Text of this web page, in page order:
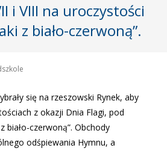
i VIII na uroczystości
z biało-czerwoną”.
się na rzeszowski Rynek, aby
z okazji Dnia Flagi, pod
biało-czerwoną”. Obchody
odśpiewania Hymnu, a